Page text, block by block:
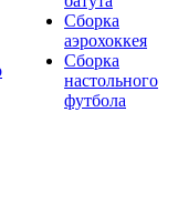
Сборка
аэрохоккея
Сборка
настольного
футбола